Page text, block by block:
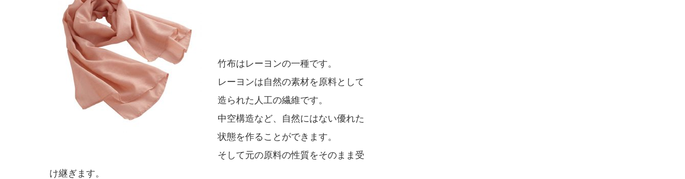
竹布はレーヨンの一種です。
レーヨンは自然の素材を原料として
造られた人工の繊維です。
中空構造など、自然にはない優れた
状態を作ることができます。
そして元の原料の性質をそのまま受
け継ぎます。